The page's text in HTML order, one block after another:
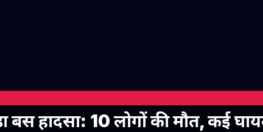
बस हादसा: 10 लोगों की मौत, कई